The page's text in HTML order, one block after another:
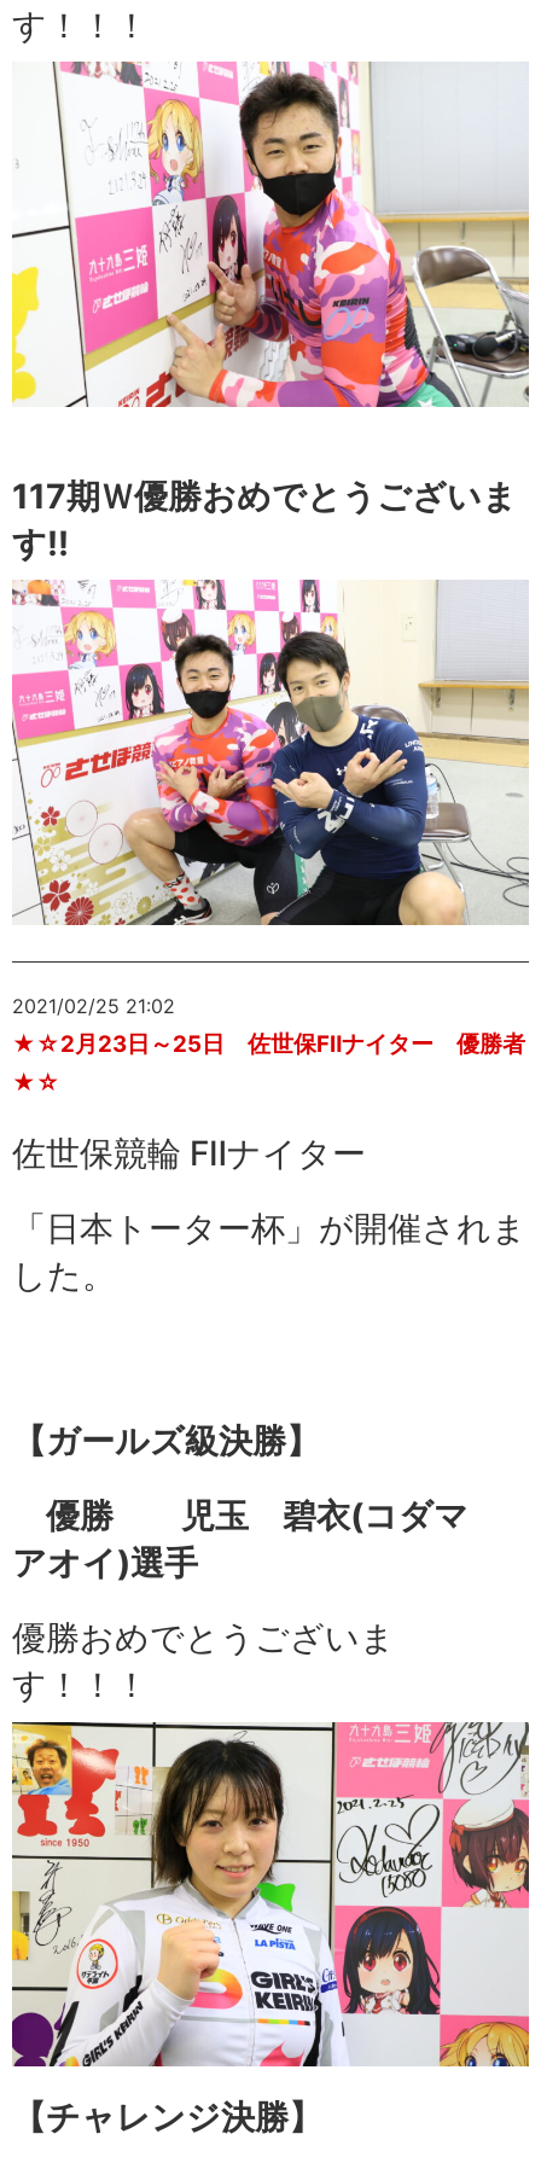
す！！！
117期Ｗ優勝おめでとうございま
す!!
2021/02/25 21:02
★☆2月23日～25日 佐世保FⅡナイター 優勝者
★☆
佐世保競輪 FⅡナイター
「 日本トーター杯 」が開催されま
した。
【ガールズ級決勝】
優勝 児玉 碧衣(コダマ
アオイ)選手
優勝おめでとうございま
す！！！
【チャレンジ決勝】